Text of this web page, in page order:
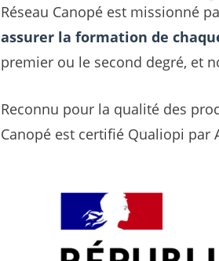
Réseau Canopé est missionné
assurer la formation de
premier ou le second degré, et
Reconnu pour la qualité des
Canopé est certifié Qualiopi par